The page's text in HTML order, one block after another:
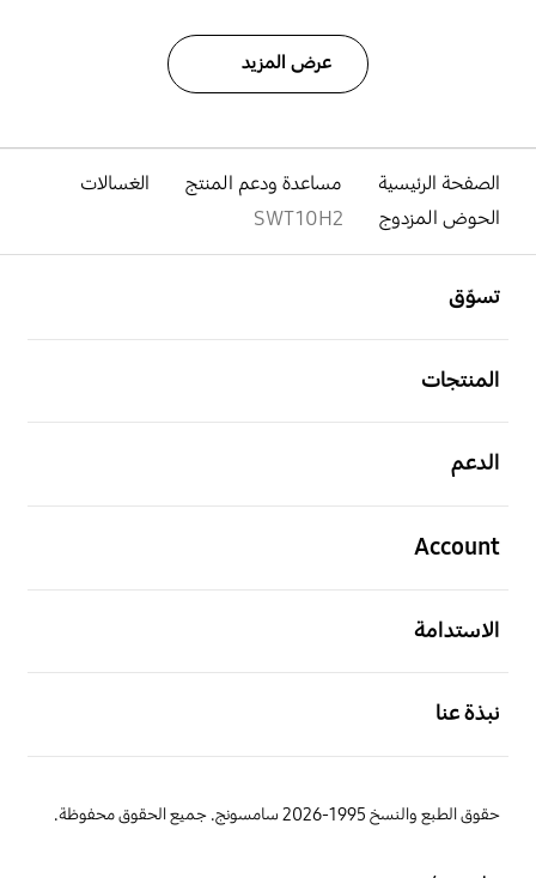
عرض المزيد
الصفحة الرئيسية مساعدة ودعم المنتج
الغسالات
الحوض المزدوج
SWT10H2
تسوّق
المنتجات
الدعم
Account
الاستدامة
نبذة عنا
حقوق الطبع والنسخ 1995-2026 سامسونج. جميع الحقوق محفوظة.